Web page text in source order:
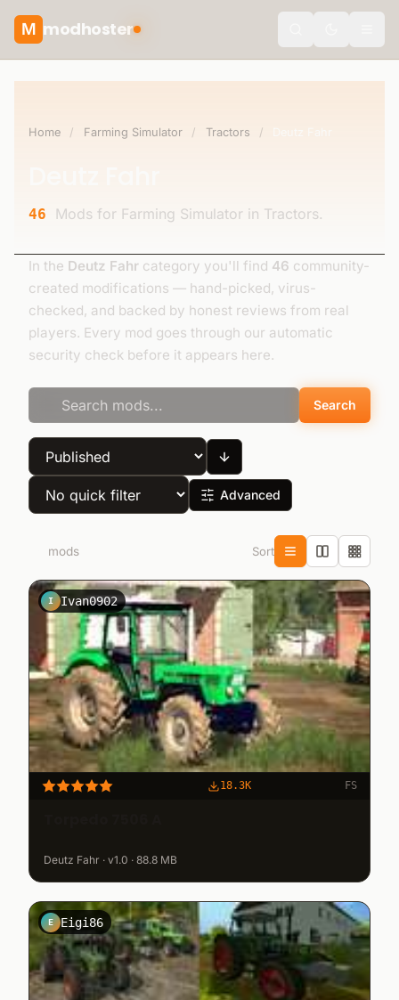
M modhoster
Home / Farming Simulator / Tractors /
46 Mods for Farming Simulator in Tractors.
In the Deutz Fahr category you'll find 46 community-
created modifications — hand-picked, virus-
checked, and backed by honest reviews from real
players. Every mod goes through our automatic
security check before it appears here.
Search
Advanced
mods Sort
I Ivan0902
18.3K FS
Deutz Fahr · v1.0 · 88.8 MB
E Eigi86